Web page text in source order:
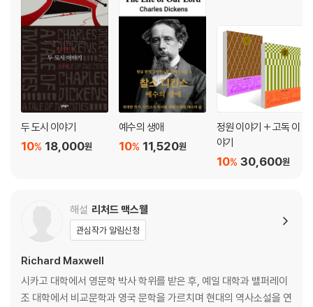
두 도시 이야기
18,000원
10%
예수의 생애
11,520원
10%
정원 이야기 + 고독 이
야기
30,600원
10%
해설 리처드 맥스웰
관심작가 알림신청
Richard Maxwell
시카고 대학에서 영문학 박사 학위를 받은 후, 예일 대학과 밸퍼레이
조 대학에서 비교문학과 영국 문학을 가르치며 현대의 역사소설을 연